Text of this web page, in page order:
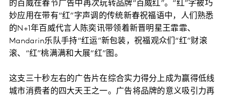
的百威在春节广告中再次玩转品牌“百威红”。“红”字被巧
妙应用在带有“红”字声调的传统新春祝福语中，人们熟悉
的N+1年百威代言人陈奕讯带领着新晋明星王霏霏、
Mandarin乐队手持“红运”新包装，祝福观众们“红”财滚
滚、“红”桃满满和大展“红”图。
这支三十秒左右的广告片在综合实力得分上成为赢得低线
城市消费者的四大天王之一。广告将品牌的意义吸引力再